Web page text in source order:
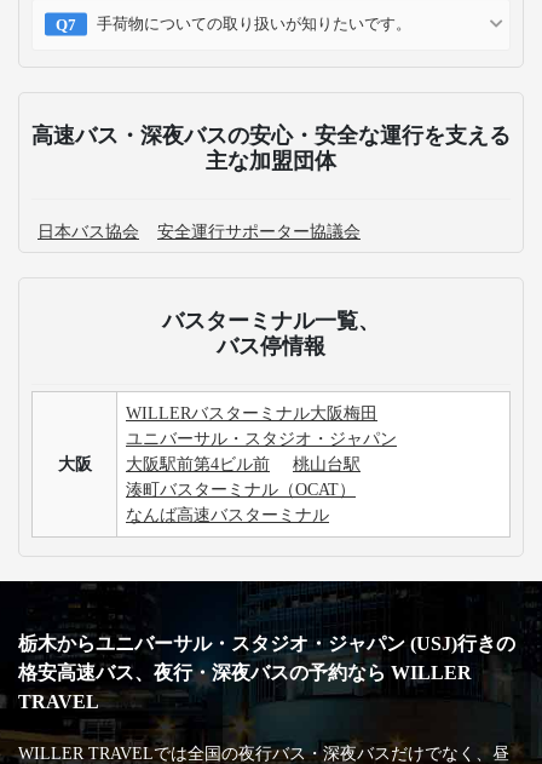
手荷物についての取り扱いが知りたいです。
高速バス・深夜バスの安心・安全な運行を支える
主な加盟団体
日本バス協会 安全運行サポーター協議会
バスターミナル一覧、
バス停情報
大阪
WILLERバスターミナル大阪梅田
ユニバーサル・スタジオ・ジャパン
大阪駅前第4ビル前
桃山台駅
湊町バスターミナル（OCAT）
なんば高速バスターミナル
栃木からユニバーサル・スタジオ・ジャパン (USJ)行きの
格安高速バス、夜行・深夜バスの予約なら WILLER
TRAVEL
WILLER TRAVELでは全国の夜行バス・深夜バスだけでなく、昼